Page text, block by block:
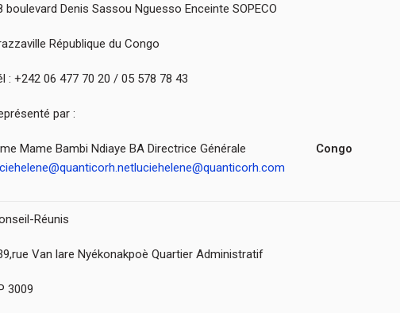
boulevard Denis Sassou Nguesso Enceinte SOPECO
République du Congo
: +242 06 477 70 20 / 05 578 78 43
par :
Mame Bambi Ndiaye BA Directrice Générale
luciehelene@quanticorh.com
Congo
Réunis
Van lare Nyékonakpoè Quartier Administratif
3009